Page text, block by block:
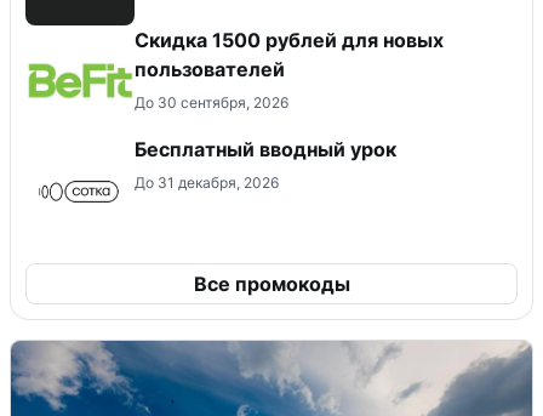
Скидка 1500 рублей для новых
пользователей
До 30 сентября, 2026
Бесплатный вводный урок
До 31 декабря, 2026
Все промокоды